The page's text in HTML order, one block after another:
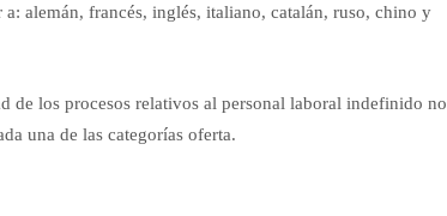
alemán, francés, inglés, italiano, catalán, ruso, chino y
de los procesos relativos al personal laboral indefinido no
una de las categorías oferta.